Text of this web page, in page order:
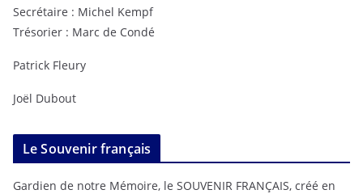
Secrétaire : Michel Kempf
Trésorier : Marc de Condé
Patrick Fleury
Joël Dubout
Le Souvenir français
Gardien de notre Mémoire, le SOUVENIR FRANÇAIS, créé en